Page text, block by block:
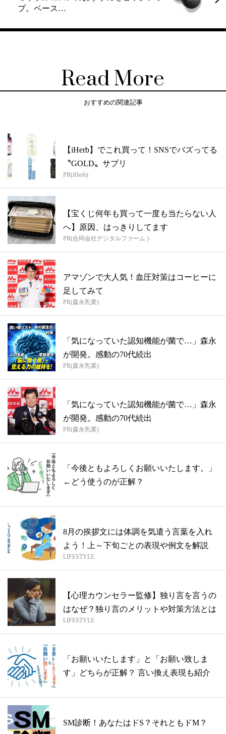
プ。ベース…
Read More
おすすめの関連記事
【iHerb】でこれ買って！SNSでバズってる
〝GOLD〟サプリ
PR(iHerb)
【宝くじ何年も買って一度も当たらない人
へ】原因、はっきりしてます
PR(合同会社デジタルファーム )
アマゾンで大人気！血圧対策はコーヒーに
足してみて
PR(森永乳業)
「気になっていた認知機能が菌で…」森永
が開発。感動の70代続出
PR(森永乳業)
「気になっていた認知機能が菌で…」森永
が開発。感動の70代続出
PR(森永乳業)
「今後ともよろしくお願いいたします。」
←どう使うのが正解？
8月の挨拶文には体調を気遣う言葉を入れ
よう！上～下旬ごとの表現や例文を解説
LIFESTYLE
【心理カウンセラー監修】独り言を言うの
はなぜ？独り言のメリットや対策方法とは
LIFESTYLE
「お願いいたします」と「お願い致しま
す」どちらが正解？ 言い換え表現も紹介
SM診断！あなたはドS？それともドM？